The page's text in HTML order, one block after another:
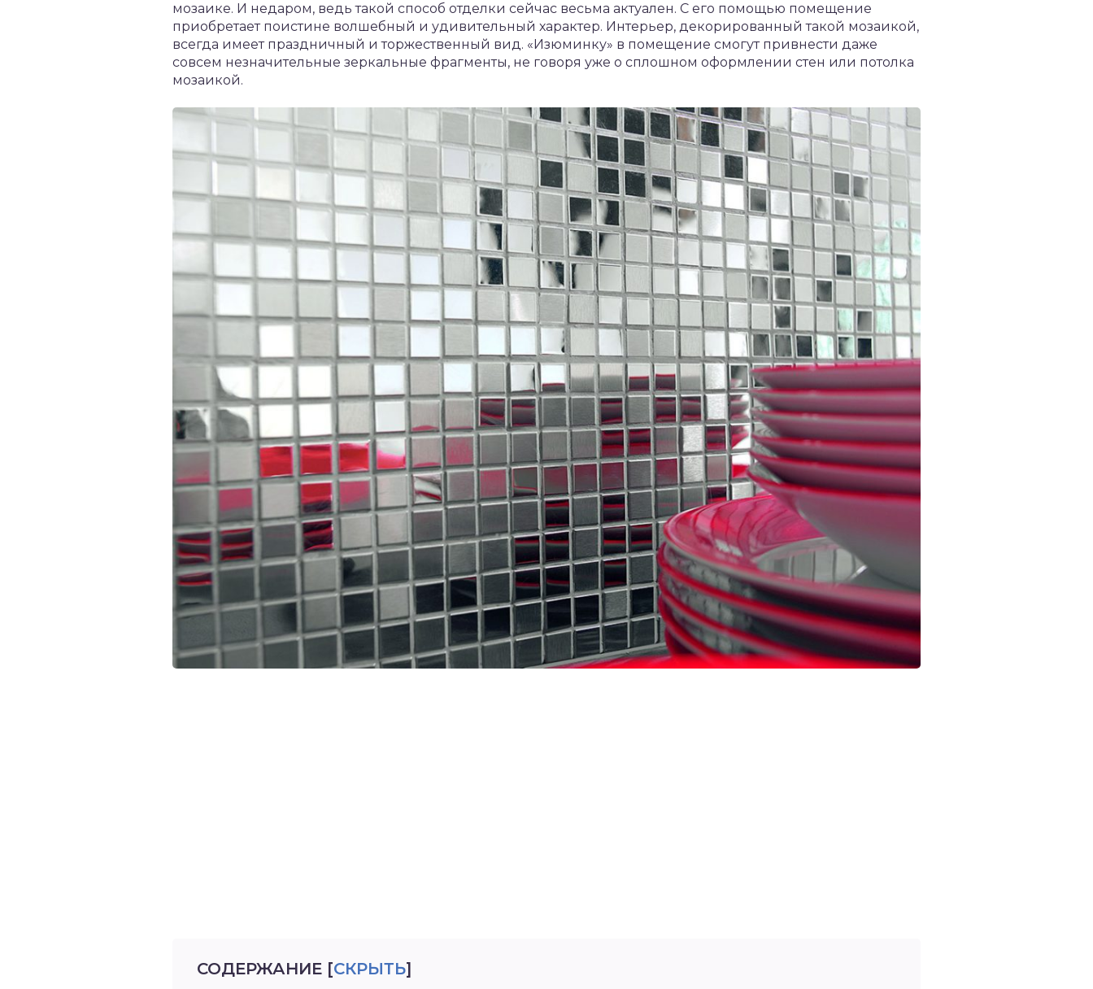
мозаике. И недаром, ведь такой способ отделки сейчас весьма актуален. С его помощью помещение
приобретает поистине волшебный и удивительный характер. Интерьер, декорированный такой мозаикой,
всегда имеет праздничный и торжественный вид. «Изюминку» в помещение смогут привнести даже
совсем незначительные зеркальные фрагменты, не говоря уже о сплошном оформлении стен или потолка
мозаикой.
СОДЕРЖАНИЕ [СКРЫТЬ]